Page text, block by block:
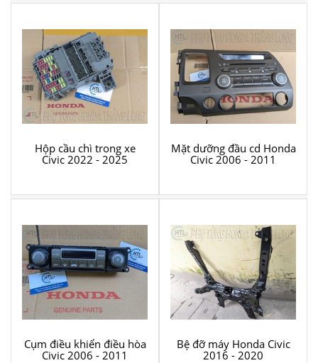
Hộp cầu chì trong xe
Civic 2022 - 2025
Mặt dưỡng đầu cd Honda
Civic 2006 - 2011
Cụm điều khiển điều hòa
Civic 2006 - 2011
Bệ đỡ máy Honda Civic
2016 - 2020